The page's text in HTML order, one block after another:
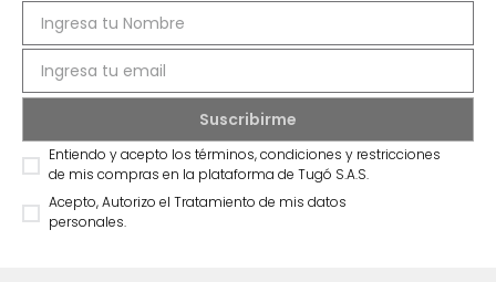
Entiendo y acepto los términos, condiciones y restricciones
de mis compras en la plataforma de Tugó S.A.S.
Acepto, Autorizo el Tratamiento de mis datos
personales.